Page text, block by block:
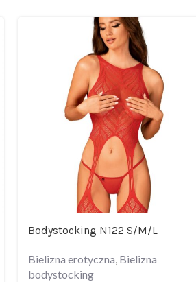
Bodystocking N122 S/M/L
Bielizna erotyczna, Bielizna
bodystocking